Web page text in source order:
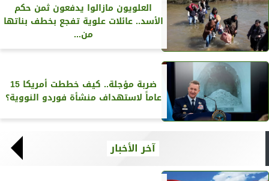
العلويون مازالوا يدفعون ثمن حكم
الأسد.. عائلات علوية تفجع بخطف بناتها
من...
ضربة مؤجلة.. كيف خططت أمريكا 15
عاماً لاستهداف منشأة فوردو النووية؟
آخر الأخبار